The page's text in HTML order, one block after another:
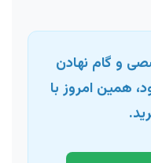
و گام نهادن
همین امروز با